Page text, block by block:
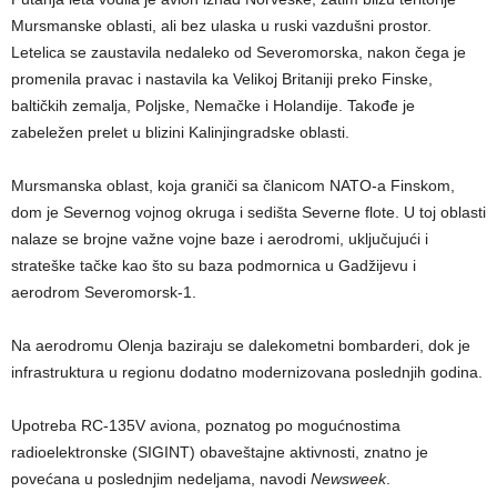
Mursmanske oblasti, ali bez ulaska u ruski vazdušni prostor.
Letelica se zaustavila nedaleko od Severomorska, nakon čega je
promenila pravac i nastavila ka Velikoj Britaniji preko Finske,
baltičkih zemalja, Poljske, Nemačke i Holandije. Takođe je
zabeležen prelet u blizini Kalinjingradske oblasti.
Mursmanska oblast, koja graniči sa članicom NATO-a Finskom,
dom je Severnog vojnog okruga i sedišta Severne flote. U toj oblasti
nalaze se brojne važne vojne baze i aerodromi, uključujući i
strateške tačke kao što su baza podmornica u Gadžijevu i
aerodrom Severomorsk-1.
Na aerodromu Olenja baziraju se dalekometni bombarderi, dok je
infrastruktura u regionu dodatno modernizovana poslednjih godina.
Upotreba RC-135V aviona, poznatog po mogućnostima
radioelektronske (SIGINT) obaveštajne aktivnosti, znatno je
povećana u poslednjim nedeljama, navodi Newsweek.